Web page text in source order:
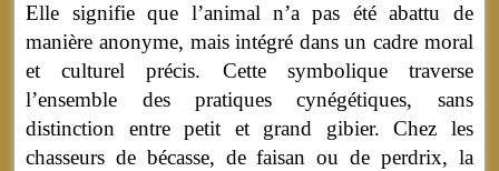
Elle signifie que l’animal n’a pas été abattu de
manière anonyme, mais intégré dans un cadre moral
et culturel précis. Cette symbolique traverse
l’ensemble des pratiques cynégétiques, sans
distinction entre petit et grand gibier. Chez les
chasseurs de bécasse, de faisan ou de perdrix, la